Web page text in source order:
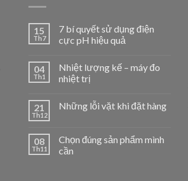
15
Th7
7 bí quyết sử dụng điện
cực pH hiệu quả
04
Th1
Nhiệt lượng kế – máy đo
nhiệt trị
21
Th12
Những lỗi vặt khi đặt hàng
08
Th11
Chọn đúng sản phẩm mình
cần